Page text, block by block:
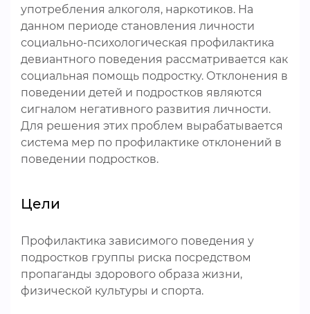
употребления алкоголя, наркотиков. На
данном периоде становления личности
социально-психологическая профилактика
девиантного поведения рассматривается как
социальная помощь подростку. Отклонения в
поведении детей и подростков являются
сигналом негативного развития личности.
Для решения этих проблем вырабатывается
система мер по профилактике отклонений в
поведении подростков.
Цели
Профилактика зависимого поведения у
подростков группы риска посредством
пропаганды здорового образа жизни,
физической культуры и спорта.